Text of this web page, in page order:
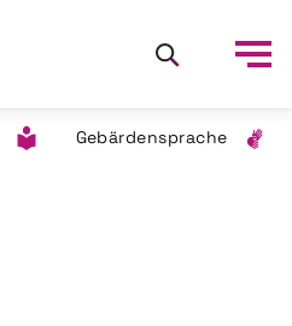
Gebärdensprache